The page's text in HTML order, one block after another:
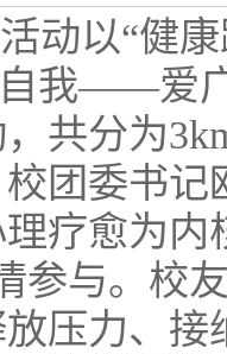
动以“健
自我——爱
共分为
团委书
疗愈为
参与。校
压力、